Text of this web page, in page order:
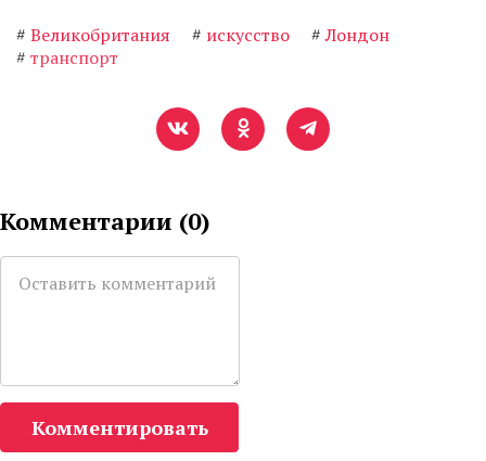
# Великобритания # искусство # Лондон
# транспорт
Комментарии (0)
Комментировать